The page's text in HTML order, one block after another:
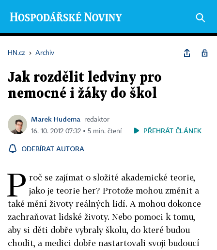
HN.cz › Archiv
Jak rozdělit ledviny pro
nemocné i žáky do škol
Marek Hudema
redaktor
16. 10. 2012 07:32 ▪ 5 min. čtení
PŘEHRÁT ČLÁNEK
ODEBÍRAT AUTORA
P roč se zajímat o složité akademické teorie,
jako je teorie her? Protože mohou změnit a
také mění životy reálných lidí. A mohou dokonce
zachraňovat lidské životy. Nebo pomoci k tomu,
aby si děti dobře vybraly školu, do které budou
chodit, a medici dobře nastartovali svoji budoucí